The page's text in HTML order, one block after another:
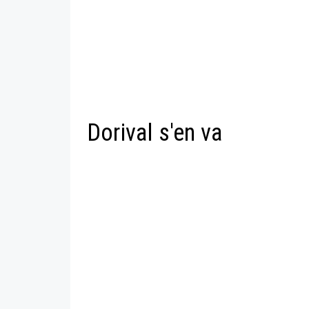
Dorival s'en va